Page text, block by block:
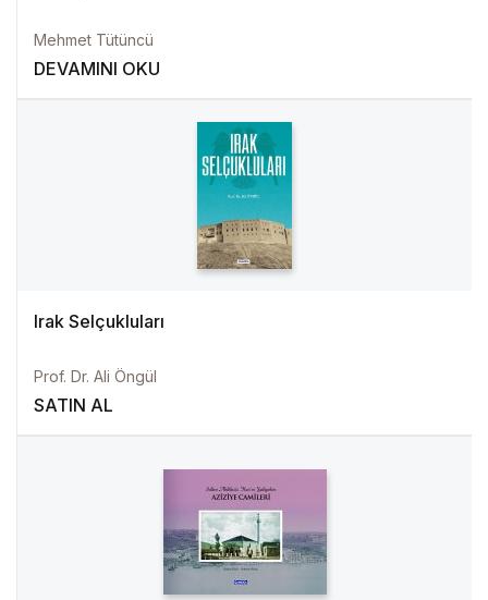
Mehmet Tütüncü
DEVAMINI OKU
Irak Selçukluları
Prof. Dr. Ali Öngül
SATIN AL